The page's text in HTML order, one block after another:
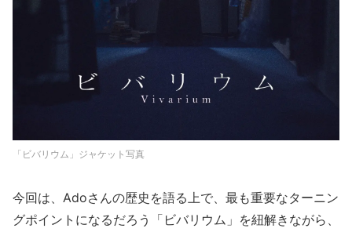
「ビバリウム」ジャケット写真
今回は、Adoさんの歴史を語る上で、最も重要なターニン
グポイントになるだろう「ビバリウム」を紐解きながら、